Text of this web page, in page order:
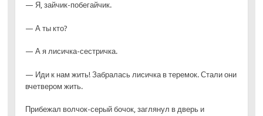
— Я, зайчик-побегайчик.
— А ты кто?
— А я лисичка-сестричка.
— Иди к нам жить! Забралась лисичка в теремок. Стали они
вчетвером жить.
Прибежал волчок-серый бочок, заглянул в дверь и